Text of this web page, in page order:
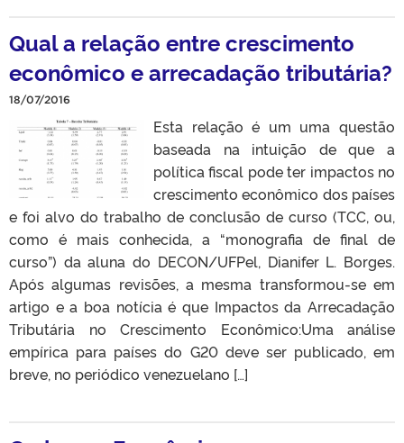
Qual a relação entre crescimento
econômico e arrecadação tributária?
18/07/2016
Esta relação é um uma questão
baseada na intuição de que a
política fiscal pode ter impactos no
crescimento econômico dos países
e foi alvo do trabalho de conclusão de curso (TCC, ou,
como é mais conhecida, a “monografia de final de
curso”) da aluna do DECON/UFPel, Dianifer L. Borges.
Após algumas revisões, a mesma transformou-se em
artigo e a boa notícia é que Impactos da Arrecadação
Tributária no Crescimento Econômico:Uma análise
empírica para países do G20 deve ser publicado, em
breve, no periódico venezuelano […]